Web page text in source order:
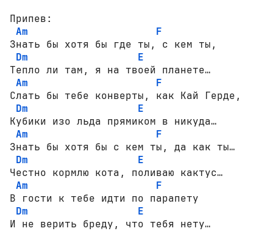
Припев:
Am
F
Знать бы хотя бы где ты, с кем ты,
Dm
E
Тепло ли там, я на твоей планете…
Am
F
Слать бы тебе конверты, как Кай Герде,
Dm
E
Кубики изо льда прямиком в никуда…
Am
F
Знать бы хотя бы с кем ты, да как ты…
Dm
E
Честно кормлю кота, поливаю кактус…
Am
F
В гости к тебе идти по парапету
Dm
E
И не верить бреду, что тебя нету…